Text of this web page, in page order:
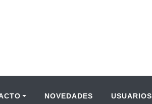
NOVEDADES USUARIOS